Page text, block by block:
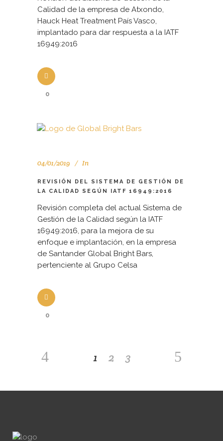
Calidad de la empresa de Atxondo,
Hauck Heat Treatment País Vasco,
implantado para dar respuesta a la IATF
16949:2016
0
04/01/2019 In
REVISIÓN DEL SISTEMA DE GESTIÓN DE
LA CALIDAD SEGÚN IATF 16949:2016
Revisión completa del actual Sistema de
Gestión de la Calidad según la IATF
16949:2016, para la mejora de su
enfoque e implantación, en la empresa
de Santander Global Bright Bars,
pertenciente al Grupo Celsa
0
1 2 3